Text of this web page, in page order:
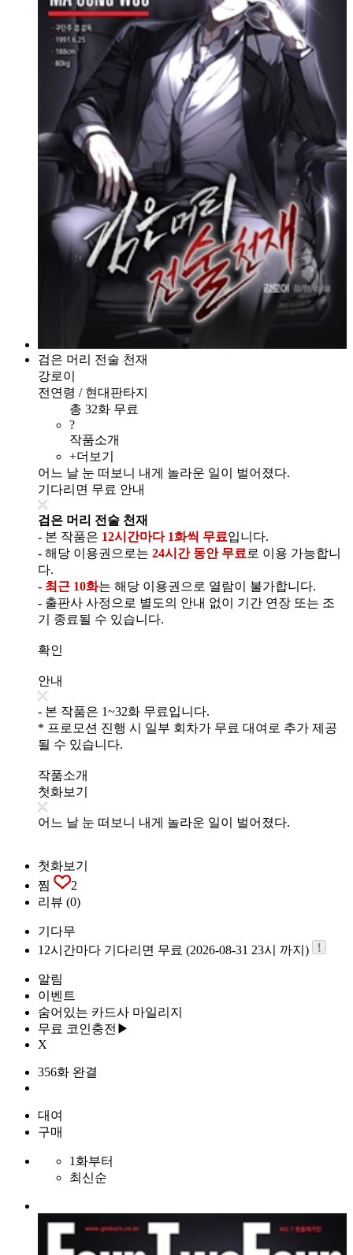
검은 머리 전술 천재
강로이
전연령 / 현대판타지
총 32화 무료
?
작품소개
+더보기
어느 날 눈 떠보니 내게 놀라운 일이 벌어졌다.
기다리면 무료 안내
검은 머리 전술 천재
- 본 작품은 12시간마다 1화씩 무료입니다.
- 해당 이용권으로는 24시간 동안 무료 로 이용 가능합니
다.
- 최근 10화는 해당 이용권으로 열람이 불가합니다.
- 출판사 사정으로 별도의 안내 없이 기간 연장 또는 조
기 종료될 수 있습니다.
확인
안내
- 본 작품은 1~32화 무료입니다.
* 프로모션 진행 시 일부 회차가 무료 대여로 추가 제공
될 수 있습니다.
작품소개
첫화보기
어느 날 눈 떠보니 내게 놀라운 일이 벌어졌다.
첫화보기
찜
2
리뷰 (0)
기다무
12시간마다 기다리면 무료 (2026-08-31 23시 까지)
알림
이벤트
숨어있는 카드사 마일리지
무료 코인충전▶
X
356화 완결
대여
구매
1화부터
최신순